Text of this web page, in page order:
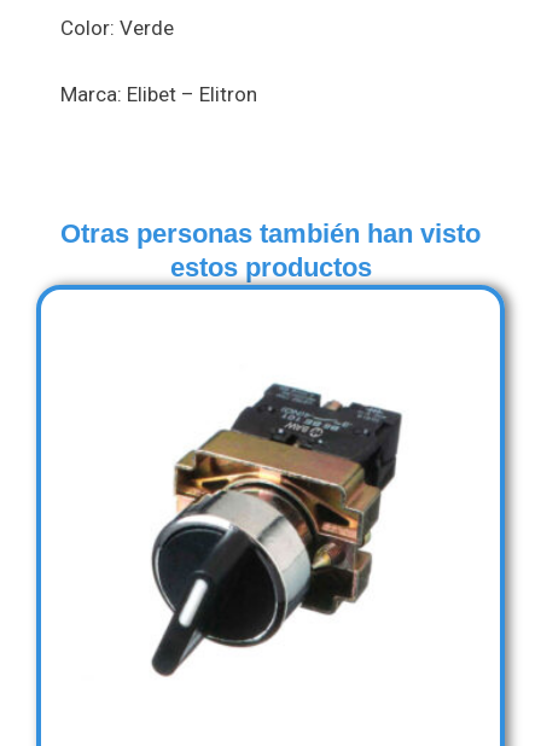
Color: Verde
Marca: Elibet – Elitron
Otras personas también han visto
estos productos